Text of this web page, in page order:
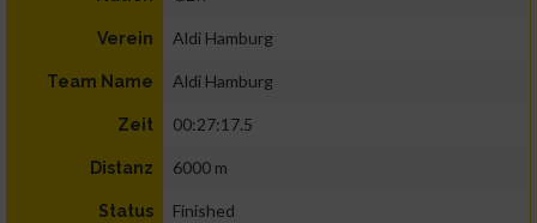
Verein Aldi Hamburg
Team Name Aldi Hamburg
Zeit 00:27:17.5
Distanz 6000 m
Status Finished